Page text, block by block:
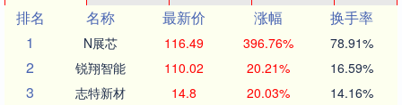
排名
名称 最新价 涨幅
换手率
1
N展芯 116.49 396.76% 78.91%
2 锐翔智能 110.02 20.21% 16.59%
3 志特新材 14.8 20.03% 14.16%